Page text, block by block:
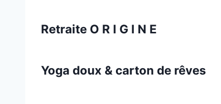
Retraite O R I G I N E
Yoga doux & carton de rêves